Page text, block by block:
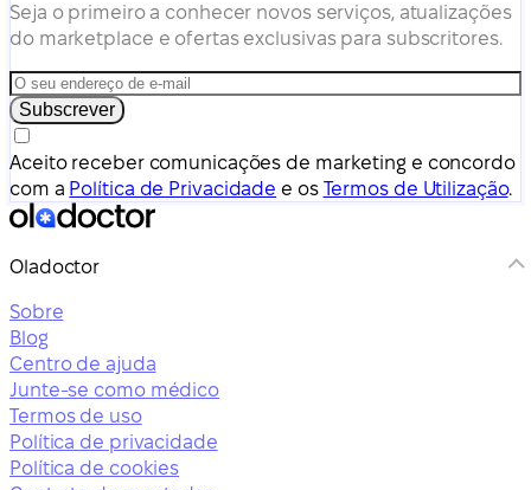
Seja o primeiro a conhecer novos serviços, atualizações
do marketplace e ofertas exclusivas para subscritores.
Subscrever
Aceito receber comunicações de marketing e concordo
com a Política de Privacidade e os Termos de Utilização.
Oladoctor
Sobre
Blog
Centro de ajuda
Junte-se como médico
Termos de uso
Política de privacidade
Política de cookies